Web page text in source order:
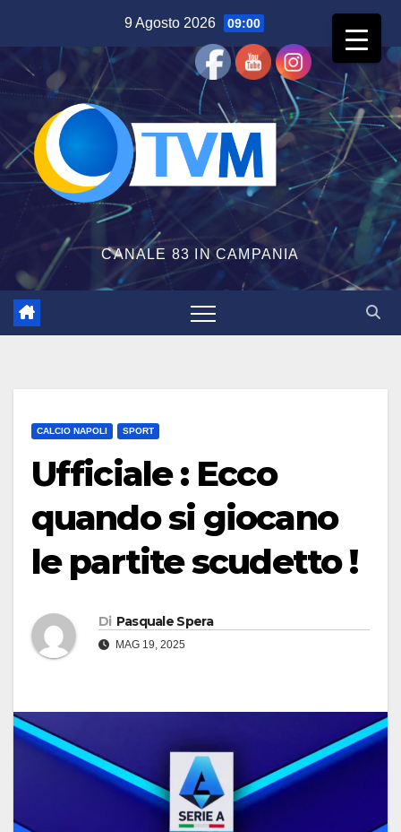
contenuto
9 Agosto 2026 09:00
CANALE 83 IN CAMPANIA
CALCIO NAPOLI SPORT
Ufficiale : Ecco
quando si giocano
le partite scudetto !
Di Pasquale Spera
MAG 19, 2025